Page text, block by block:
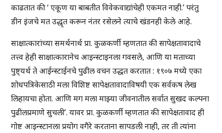
काढतात की ‘ एकूण या बाबतीत विवेकवाद्यांचेही एकमत नाही.’ परंतु
डीन इंजचे मत उद्धृत करून नंतर रसेलने त्याचे खंडनही केले आहे.
साक्षात्कारांच्या समर्थनार्थ प्रा. कुळकर्णी म्हणतात की सापेक्षतावादाचे
तत्त्व हेही साक्षात्कारानेच आइन्स्टाइनला गवसले, आणि या मताच्या
पुष्ट्यर्थ ते आईन्स्टाईनचे पुढील वचन उद्धत करतात : १९०७ मध्ये एका
शोधपत्रिकेसाठी मला विशिष्ट सापेक्षतावादाविषयी एक सर्वकष लेख
लिहायचा होता. आणि मग मला माझ्या जीवनातील सर्वात सुखद कल्पना
पुढीलप्रमाणे सुचली’. यावर प्रा. कुळकर्णी म्हणतात की सापेक्षतावाद ही
गोष्ट आइन्स्टानला प्रयोग वगैरे करताना सापडली नाही, तर ती त्यांना